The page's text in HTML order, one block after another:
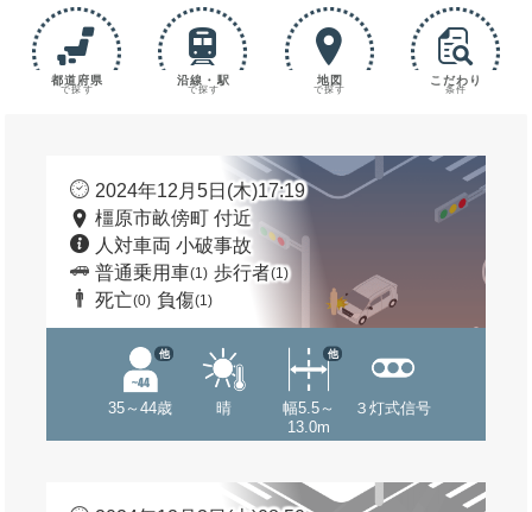
都道府県
で探す
沿線・駅
で探す
地図
で探す
こだわり
条件
2024年12月5日(木)17:19
橿原市畝傍町 付近
人対車両 小破事故
普通乗用車(1) 歩行者(1)
死亡(0) 負傷(1)
35～44歳
他
晴
幅5.5～
13.0m
他
３灯式信号